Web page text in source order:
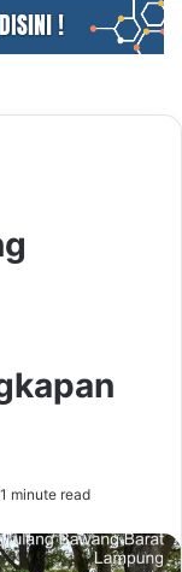
1 minute read